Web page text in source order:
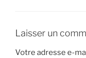
Laisser un
Votre adresse e-